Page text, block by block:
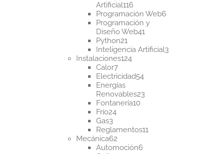
Artificial116116
productos
Programación Web66
Programación y
Diseño Web4141
Python2121
productos
Inteligencia Artificial33
Instalaciones124124
Calor77
productos
Electricidad5454
Energías
Renovables2323
Fontanería1010
Frío2424
Gas33
productos
Reglamentos1111
Mecánica6262
productos
Automoción66